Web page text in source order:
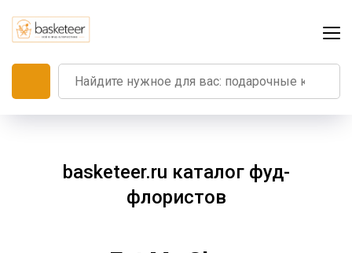
basketeer.ru каталог фуд-
флористов